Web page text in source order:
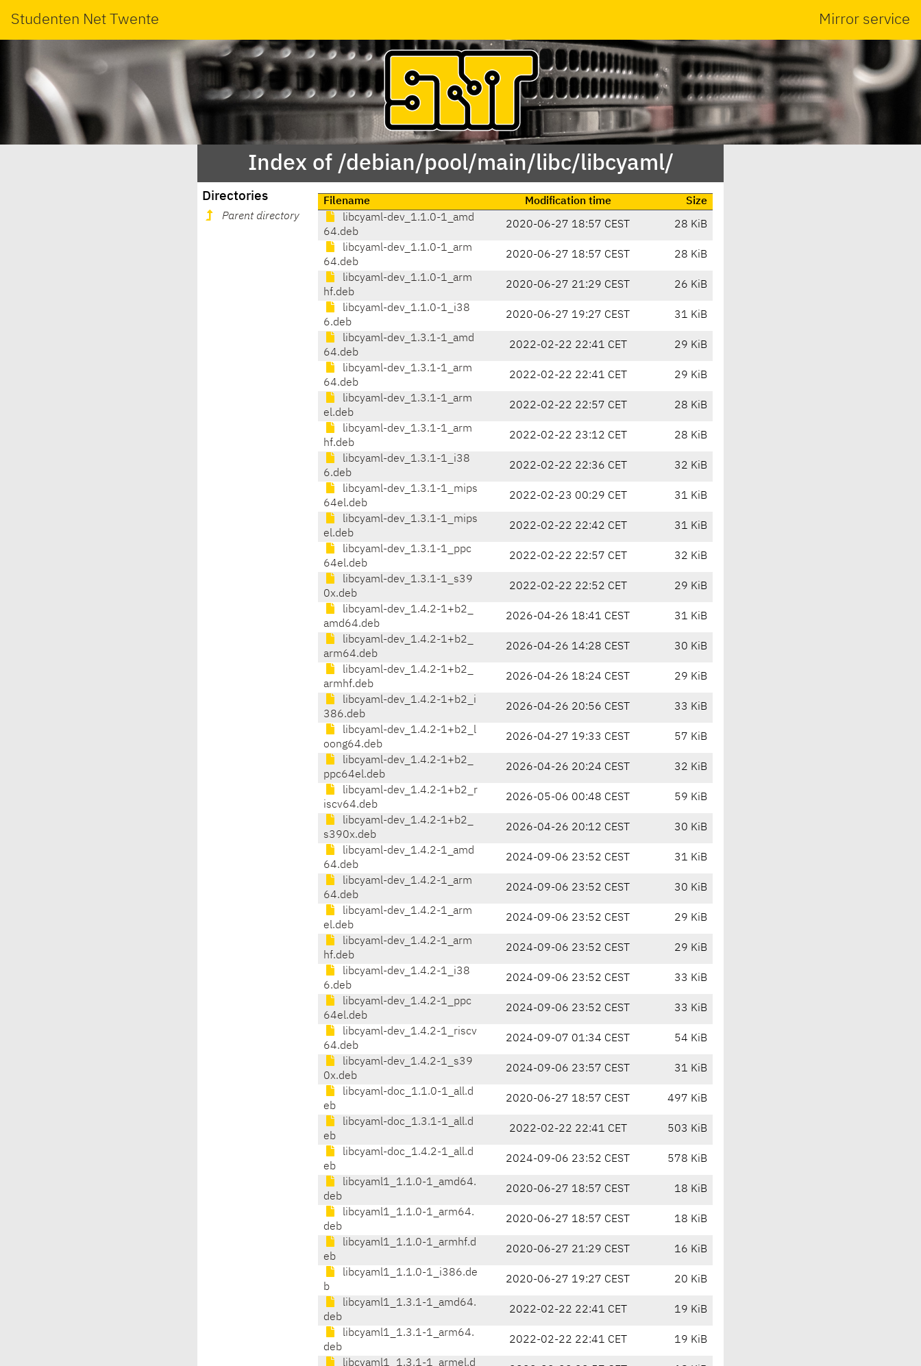
Studenten Net Twente Mirror service
Index of /debian/pool/main/libc/libcyaml/
Directories
Parent directory
Filename Modification time
Size
libcyaml-dev_1.1.0-1_amd
64.deb
2020-06-27 18:57 CEST 28 KiB
libcyaml-dev_1.1.0-1_arm
64.deb
2020-06-27 18:57 CEST 28 KiB
libcyaml-dev_1.1.0-1_arm
hf.deb
2020-06-27 21:29 CEST 26 KiB
libcyaml-dev_1.1.0-1_i38
6.deb
2020-06-27 19:27 CEST 31 KiB
libcyaml-dev_1.3.1-1_amd
64.deb
2022-02-22 22:41 CET 29 KiB
libcyaml-dev_1.3.1-1_arm
64.deb
2022-02-22 22:41 CET 29 KiB
libcyaml-dev_1.3.1-1_arm
el.deb
2022-02-22 22:57 CET 28 KiB
libcyaml-dev_1.3.1-1_arm
hf.deb
2022-02-22 23:12 CET 28 KiB
libcyaml-dev_1.3.1-1_i38
6.deb
2022-02-22 22:36 CET 32 KiB
libcyaml-dev_1.3.1-1_mips
64el.deb
2022-02-23 00:29 CET 31 KiB
libcyaml-dev_1.3.1-1_mips
el.deb
2022-02-22 22:42 CET 31 KiB
libcyaml-dev_1.3.1-1_ppc
64el.deb
2022-02-22 22:57 CET 32 KiB
libcyaml-dev_1.3.1-1_s39
0x.deb
2022-02-22 22:52 CET 29 KiB
libcyaml-dev_1.4.2-1+b2_
amd64.deb
2026-04-26 18:41 CEST 31 KiB
libcyaml-dev_1.4.2-1+b2_
arm64.deb
2026-04-26 14:28 CEST 30 KiB
libcyaml-dev_1.4.2-1+b2_
armhf.deb
2026-04-26 18:24 CEST 29 KiB
libcyaml-dev_1.4.2-1+b2_i
386.deb
2026-04-26 20:56 CEST 33 KiB
libcyaml-dev_1.4.2-1+b2_l
oong64.deb
2026-04-27 19:33 CEST 57 KiB
libcyaml-dev_1.4.2-1+b2_
ppc64el.deb
2026-04-26 20:24 CEST 32 KiB
libcyaml-dev_1.4.2-1+b2_r
iscv64.deb
2026-05-06 00:48 CEST 59 KiB
libcyaml-dev_1.4.2-1+b2_
s390x.deb
2026-04-26 20:12 CEST 30 KiB
libcyaml-dev_1.4.2-1_amd
64.deb
2024-09-06 23:52 CEST 31 KiB
libcyaml-dev_1.4.2-1_arm
64.deb
2024-09-06 23:52 CEST 30 KiB
libcyaml-dev_1.4.2-1_arm
el.deb
2024-09-06 23:52 CEST 29 KiB
libcyaml-dev_1.4.2-1_arm
hf.deb
2024-09-06 23:52 CEST 29 KiB
libcyaml-dev_1.4.2-1_i38
6.deb
2024-09-06 23:52 CEST 33 KiB
libcyaml-dev_1.4.2-1_ppc
64el.deb
2024-09-06 23:52 CEST 33 KiB
libcyaml-dev_1.4.2-1_riscv
64.deb
2024-09-07 01:34 CEST 54 KiB
libcyaml-dev_1.4.2-1_s39
0x.deb
2024-09-06 23:57 CEST 31 KiB
libcyaml-doc_1.1.0-1_all.d
eb
2020-06-27 18:57 CEST 497 KiB
libcyaml-doc_1.3.1-1_all.d
eb
2022-02-22 22:41 CET 503 KiB
libcyaml-doc_1.4.2-1_all.d
eb
2024-09-06 23:52 CEST 578 KiB
libcyaml1_1.1.0-1_amd64.
deb
2020-06-27 18:57 CEST 18 KiB
libcyaml1_1.1.0-1_arm64.
deb
2020-06-27 18:57 CEST 18 KiB
libcyaml1_1.1.0-1_armhf.d
eb
2020-06-27 21:29 CEST 16 KiB
libcyaml1_1.1.0-1_i386.de
b
2020-06-27 19:27 CEST 20 KiB
libcyaml1_1.3.1-1_amd64.
deb
2022-02-22 22:41 CET 19 KiB
libcyaml1_1.3.1-1_arm64.
deb
2022-02-22 22:41 CET 19 KiB
libcyaml1_1.3.1-1_armel.d